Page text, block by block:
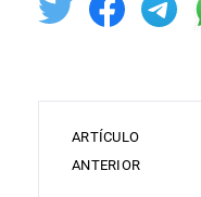
ARTÍCULO
ANTERIOR